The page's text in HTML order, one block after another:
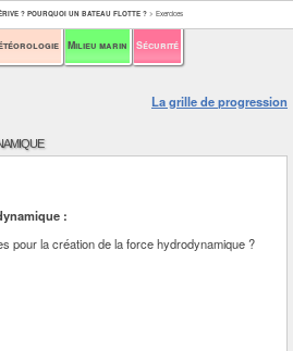
Milieu marin Sécurité
? POURQUOI UN BATEAU FLOTTE ? > Exercices
La grille de progression
:
pour la création de la force hydrodynamique ?